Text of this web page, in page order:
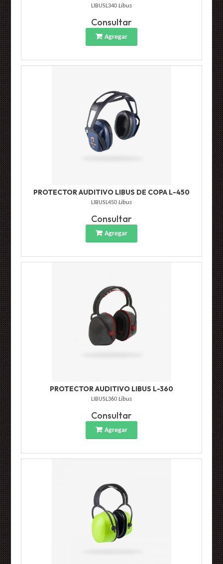
LIBUSL340 Libus
Consultar
Agregar
PROTECTOR AUDITIVO LIBUS DE COPA L-450
LIBUSL450 Libus
Consultar
Agregar
PROTECTOR AUDITIVO LIBUS L-360
LIBUSL360 Libus
Consultar
Agregar